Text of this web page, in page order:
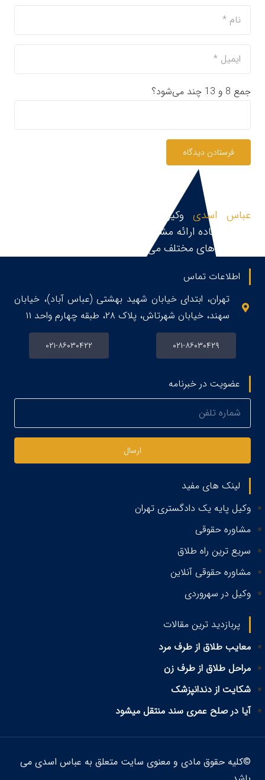
جمع 8 و 13 چند می‌شود؟
فرستادن دیدگاه
عباس اسدی وکیل پایه یک دادگستری و مشاور
حقوقی،آماده ارائه مشاوره حقوقی، قبول و پیگیری پرونده
در زمینه های مختلف می باشد.
اطلاعات تماس
تهران، ابتدای خیابان شهید بهشتی (عباس آباد)، خیابان
سهند، خیابان شهرتاش، پلاک ۲۸، طبقه چهارم واحد ۱۱
۰۲۱-۸۶۰۳۰۴۲۹ ۰۲۱-۸۶۰۳۰۴۲۲
عضویت در خبرنامه
ارسال
لینک های مفید
وکیل پایه یک دادگستری تهران
مشاوره حقوقی
سریع ترین راه طلاق
مشاوره حقوقی آنلاین
وکیل در سهروردی
پربازدید ترین مقالات
معایب طلاق از طرف مرد
مراحل طلاق از طرف زن
شکایت از دندانپزشک
آیا در صلح عمری سند منتقل میشود
©کلیه حقوق مادی و معنوی سایت متعلق به عباس اسدی می